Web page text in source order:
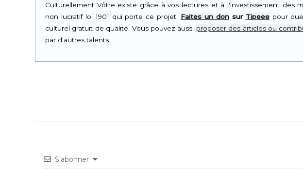
Culturellement Vôtre existe grâce à vos lectures et à l'investissement des
non lucratif loi 1901 qui porte ce projet. Faites un donsur Tipeeepour
culturel gratuit de qualité. Vous pouvez aussi proposer des articles ou
par d'autres talents.
S’abonner